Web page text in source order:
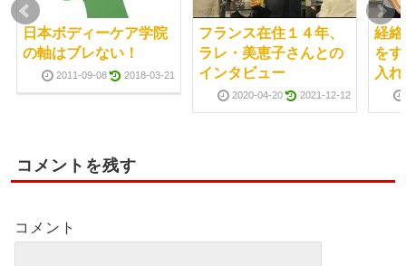
日本ボディーケア学院
の軸はブレない！
2011-09-08 2018-03-21
フランス在住１４年、
ラレ・美恵子さんとの
インタビュー
2020-04-20 2021-12-12
経
を
入
コメントを残す
コメント